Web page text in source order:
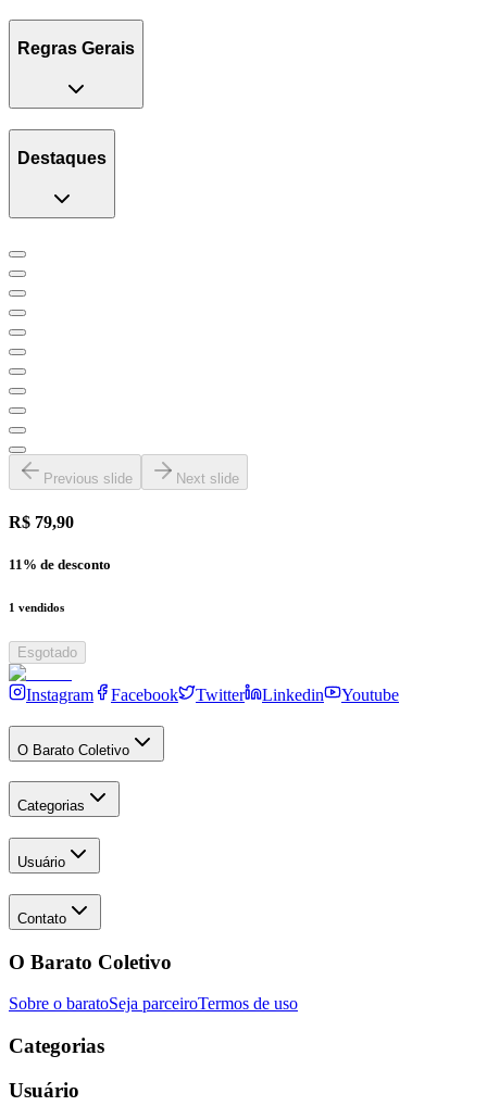
Regras Gerais
Destaques
Previous slide Next slide
R$ 79,90
11% de desconto
1 vendidos
Esgotado
Instagram Facebook Twitter Linkedin Youtube
O Barato Coletivo
Categorias
Usuário
Contato
O Barato Coletivo
Sobre o baratoSeja parceiroTermos de uso
Categorias
Usuário